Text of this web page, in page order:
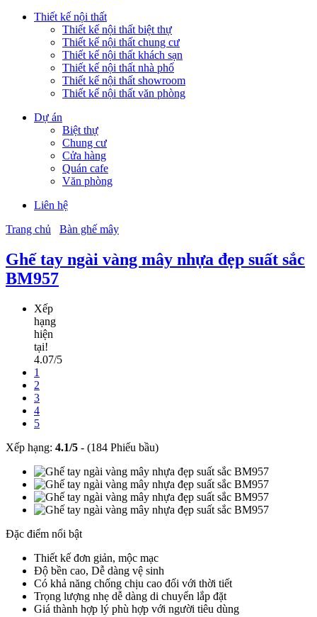
Thiết kế nội thất
Thiết kế nội thất biệt thự
Thiết kế nội thất chung cư
Thiết kế nội thất khách sạn
Thiết kế nội thất nhà phố
Thiết kế nội thất showroom
Thiết kế nội thất văn phòng
Dự án
Biệt thự
Chung cư
Cửa hàng
Quán cafe
Văn phòng
Liên hệ
Trang chủ
Bàn ghế mây
Ghế tay ngài vàng mây nhựa đẹp suất sắc
BM957
Xếp
hạng
hiện
tại!
4.07/5
1
2
3
4
5
Xếp hạng: 4.1/5 - (184 Phiếu bầu)
Đặc điểm nổi bật
Thiết kế đơn giản, mộc mạc
Độ bền cao, Dễ dàng vệ sinh
Có khả năng chống chịu cao đối với thời tiết
Trọng lượng nhẹ dễ dàng di chuyển lắp đặt
Giá thành hợp lý phù hợp với người tiêu dùng